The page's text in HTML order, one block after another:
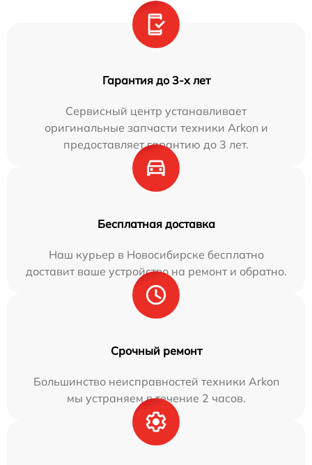
Гарантия до 3-х лет
Сервисный центр устанавливает
оригинальные запчасти техники Arkon и
предоставляет гарантию до 3 лет.
Бесплатная доставка
Наш курьер в Новосибирске бесплатно
доставит ваше устройство на ремонт и обратно.
Срочный ремонт
Большинство неисправностей техники Arkon
мы устраняем в течение 2 часов.